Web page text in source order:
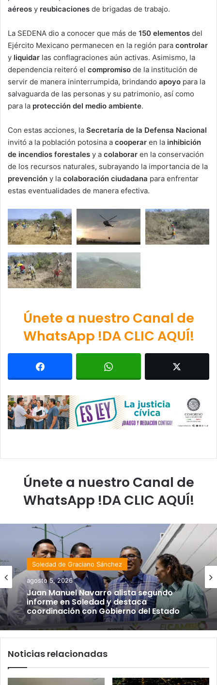
aéreos y reubicaciones de brigadas de trabajo.
La SEDENA dio a conocer que más de 150 elementos del
Ejército Mexicano permanecen en la región para controlar
y liquidar las conflagraciones aún activas. Asimismo, la
dependencia reiteró el compromiso de la institución de
servir de manera ininterrumpida, brindando apoyo para la
salvaguarda de las personas y su patrimonio, así como
para la protección del medio ambiente.
Con estas acciones, la Secretaría de la Defensa Nacional
invitó a la población potosina a cooperar en la inhibición
de incendios forestales y a colaborar en la conservación
de los recursos naturales, subrayando la importancia de la
prevención y la colaboración ciudadana para enfrentar
estas eventualidades de manera efectiva.
Únete a nuestro Canal de
WhatsApp !DA CLIC AQUÍ!
Únete a nuestro Canal de
WhatsApp !DA CLIC AQUÍ!
Soledad de Graciano Sánchez
agosto 5, 2026
Juan Manuel Navarro alista segundo
informe en Soledad y destaca
coordinación con Gobierno del Estado
Noticias relacionadas